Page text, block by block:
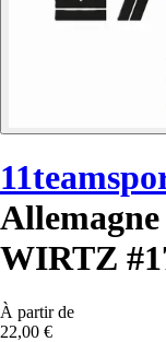
WIRTZ
À partir de
22,00 €